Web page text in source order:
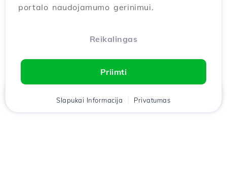
portalo naudojamumo gerinimui.
Reikalingas
Priimti
Slapukai Informacija Privatumas
Klientas Krepšelis Pokalbis